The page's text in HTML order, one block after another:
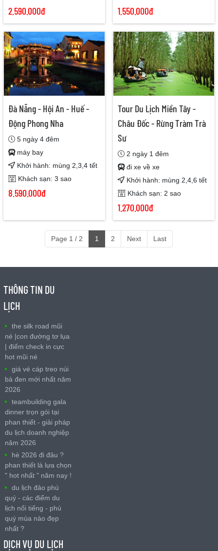
2.590.000đ 1.550.000đ
Đà Nẵng - Hội An - Huế -
Động Phong Nha
5 ngày 4 đêm
máy bay
Khởi hành: mùng 2,3,4 tết
Khách sạn: 3 sao
8.590.000đ
Tour Du Lịch Miền Tây -
Châu Đốc - Rừng Tràm Trà
Sư
2 ngày 1 đêm
đi xe về xe
Khởi hành: mùng 2,4,6 tết
Khách sạn: 2 sao
1.270.000đ
Page 1 / 2 1 2 Next Last
THÔNG TIN DU
LỊCH
the silk road mũi
né |con đường tơ lụa
| điểm check in cực
hot mũi né
giá vé cáp treo núi
bà đen mới nhất năm
2026
teambuilding gala
dinner trọn gói tại
phan thiết - giải pháp
du lịch doanh nghiệp
năm 2026
hè 2026 đi đâu ?
phan thiết là lựa chọn
" hot nhất " năm nay !
du lịch đảo phú
quý - các điểm du
lịch nổi tiếng - phú
quý mùa nào đẹp
nhất ?
DỊCH VỤ DU LỊCH